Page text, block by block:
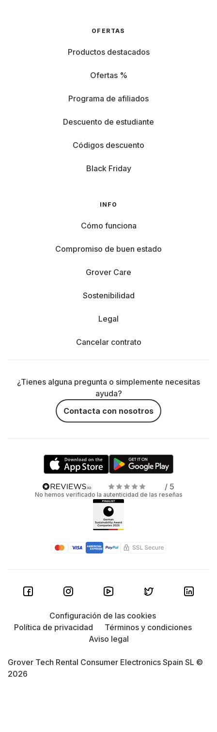
OFERTAS
Productos destacados
Ofertas %
Programa de afiliados
Descuento de estudiante
Códigos descuento
Black Friday
INFO
Cómo funciona
Compromiso de buen estado
Grover Care
Sostenibilidad
Legal
Cancelar contrato
¿Tienes alguna pregunta o simplemente necesitas
ayuda?
Contacta con nosotros
/ 5
No hemos verificado la autenticidad de las reseñas
Grover Tech Rental Consumer Electronics Spain SL ©
2026
Configuración de las cookies
Política de privacidad
Términos y condiciones
Aviso legal